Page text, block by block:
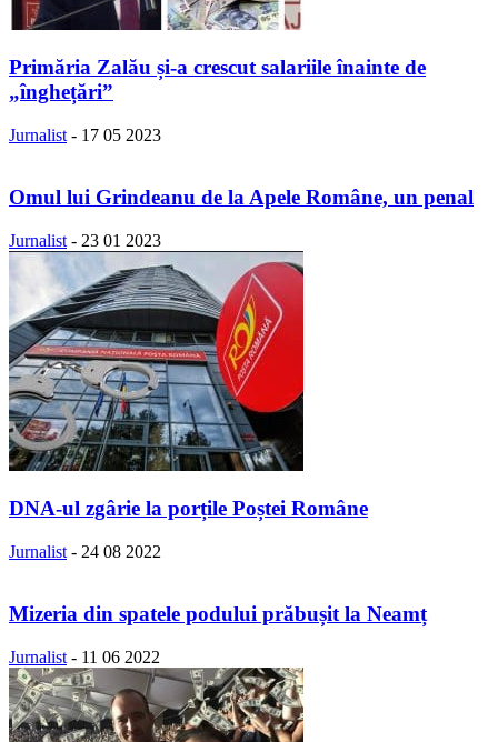
Primăria Zalău și-a crescut salariile înainte de
„înghețări”
Jurnalist - 17 05 2023
Omul lui Grindeanu de la Apele Române, un penal
Jurnalist - 23 01 2023
DNA-ul zgârie la porțile Poștei Române
Jurnalist - 24 08 2022
Mizeria din spatele podului prăbușit la Neamț
Jurnalist - 11 06 2022